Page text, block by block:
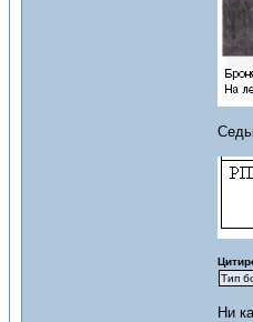
Тип
Ни